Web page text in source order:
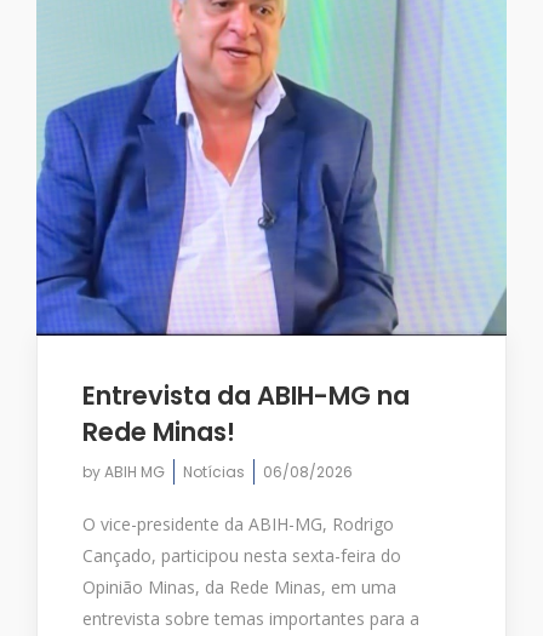
Entrevista da ABIH-MG na
Rede Minas!
byABIH MG Notícias 06/08/2026
O vice-presidente da ABIH-MG, Rodrigo
Cançado, participou nesta sexta-feira do
Opinião Minas, da Rede Minas, em uma
entrevista sobre temas importantes para a